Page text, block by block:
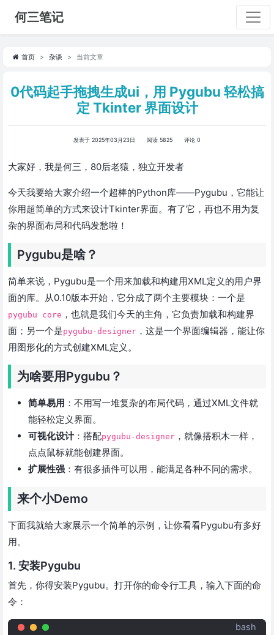
何三笔记
首页 杂谈 当前文章
0代码起手拖拽生成ui，用 Pygubu 轻松搞
定 Tkinter 界面设计
发表于 2025年03月23日 阅读 5825 评论 0
大家好，我是何三，80后老猿，独立开发者
今天我要给大家介绍一个超棒的Python库——Pygubu，它能让
你用超简单的方式来设计Tkinter界面。有了它，再也不用为复
杂的界面布局和代码发愁啦！
Pygubu是啥？
简单来说，Pygubu是一个用来加载和构建用XML定义的用户界
面的库。从0.10版本开始，它分成了两个主要模块：一个是
pygubu core ，也就是我们今天的主角，它负责加载和构建界
面；另一个是pygubu-designer ，这是一个界面编辑器，能让你
用图形化的方式创建XML定义。
为啥要用Pygubu？
简单易用 ：不用写一堆复杂的布局代码，通过XML文件就
能轻松定义界面。
可视化设计：搭配pygubu-designer ，就像搭积木一样，
点点鼠标就能创建界面。
扩展性强 ：有很多插件可以用，能满足各种不同的需求。
来个小Demo
下面我就给大家展示一个简单的示例，让你看看Pygubu有多好
用。
1. 安装Pygubu
首先，你得安装Pygubu。打开你的命令行工具，输入下面的命
令：
bash